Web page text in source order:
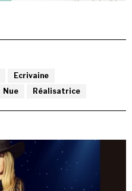
Ecrivaine
Nue Réalisatrice